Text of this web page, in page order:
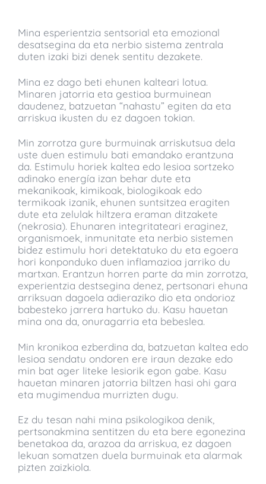
Mina esperientzia sentsorial eta emozional
desatsegina da eta nerbio sistema zentrala
duten izaki bizi denek sentitu dezakete.
Mina ez dago beti ehunen kalteari lotua.
Minaren jatorria eta gestioa burmuinean
daudenez, batzuetan “nahastu” egiten da eta
arriskua ikusten du ez dagoen tokian.
Min zorrotza gure burmuinak arriskutsua dela
uste duen estimulu bati emandako erantzuna
da. Estimulu horiek kaltea edo lesioa sortzeko
adinako energía izan behar dute eta
mekanikoak, kimikoak, biologikoak edo
termikoak izanik, ehunen suntsitzea eragiten
dute eta zelulak hiltzera eraman ditzakete
(nekrosia). Ehunaren integritateari eraginez,
organismoek, inmunitate eta nerbio sistemen
bidez estimulu hori detektatuko du eta egoera
hori konponduko duen inflamazioa jarriko du
martxan. Erantzun horren parte da min zorrotza,
experientzia destsegina denez, pertsonari ehuna
arriksuan dagoela adieraziko dio eta ondorioz
babesteko jarrera hartuko du. Kasu hauetan
mina ona da, onuragarria eta bebeslea.
Min kronikoa ezberdina da, batzuetan kaltea edo
lesioa sendatu ondoren ere iraun dezake edo
min bat ager liteke lesiorik egon gabe. Kasu
hauetan minaren jatorria biltzen hasi ohi gara
eta mugimendua murrizten dugu.
Ez du tesan nahi mina psikologikoa denik,
pertsonakmina sentitzen du eta bere egonezina
benetakoa da, arazoa da arriskua, ez dagoen
lekuan somatzen duela burmuinak eta alarmak
pizten zaizkiola.